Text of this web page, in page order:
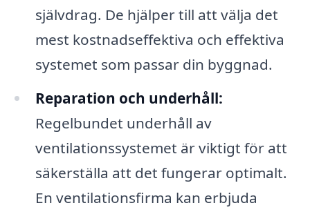
självdrag. De hjälper till att välja det
mest kostnadseffektiva och effektiva
systemet som passar din byggnad.
Reparation och underhåll:
Regelbundet underhåll av
ventilationssystemet är viktigt för att
säkerställa att det fungerar optimalt.
En ventilationsfirma kan erbjuda